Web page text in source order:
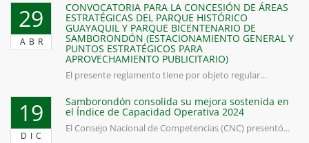
29
ABR
CONVOCATORIA PARA LA CONCESIÓN DE ÁREAS
ESTRATÉGICAS DEL PARQUE HISTÓRICO
GUAYAQUIL Y PARQUE BICENTENARIO DE
SAMBORONDÓN (ESTACIONAMIENTO GENERAL Y
PUNTOS ESTRATÉGICOS PARA
APROVECHAMIENTO PUBLICITARIO)
El presente reglamento tiene por objeto regular...
19
DIC
Samborondón consolida su mejora sostenida en
el Índice de Capacidad Operativa 2024
El Consejo Nacional de Competencias (CNC) presentó...